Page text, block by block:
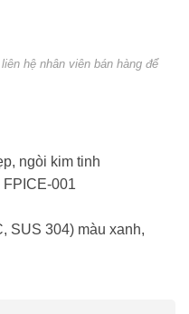
hệ nhân viên bán hàng để
ngòi kim tinh
001
SUS 304) màu xanh,